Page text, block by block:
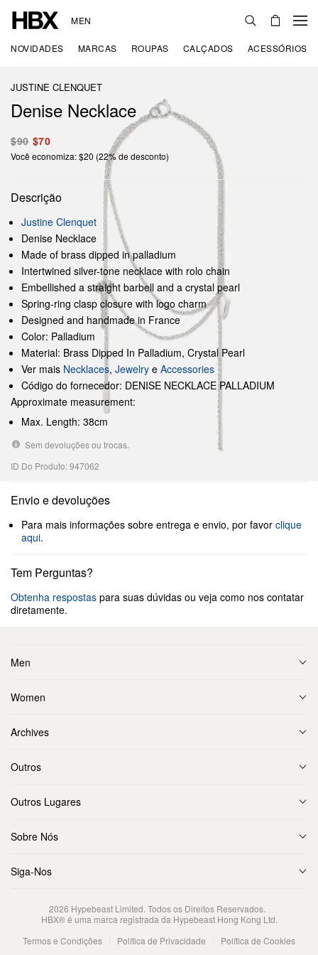
MEN
NOVIDADES MARCAS ROUPAS CALÇADOS ACESSÓRIOS
JUSTINE CLENQUET
Denise Necklace
$90 $70
Você economiza: $20 (22% de desconto)
Descrição
Justine Clenquet
Denise Necklace
Made of brass dipped in palladium
Intertwined silver-tone necklace with rolo chain
Embellished a straight barbell and a crystal pearl
Spring-ring clasp closure with logo charm
Designed and handmade in France
Color: Palladium
Material: Brass Dipped In Palladium, Crystal Pearl
Ver mais Necklaces, Jewelry e Accessories
Código do fornecedor: DENISE NECKLACE PALLADIUM
Approximate measurement:
Max. Length: 38cm
Sem devoluções ou trocas.
ID Do Produto: 947062
Envio e devoluções
Para mais informações sobre entrega e envio, por favor clique
aqui.
Tem Perguntas?
Obtenha respostas para suas dúvidas ou veja como nos contatar
diretamente.
Men
Women
Archives
Outros
Outros Lugares
Sobre Nós
Siga-Nos
2026 Hypebeast Limited. Todos os Direitos Reservados.
HBX® é uma marca registrada da Hypebeast Hong Kong Ltd.
Termos e Condições
Política de Privacidade Política de Cookies